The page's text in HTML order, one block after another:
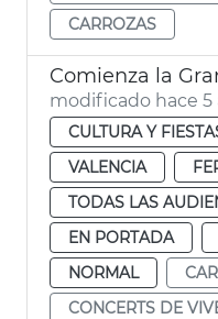
CARROZAS
Comienza la
modificado hace 5
CULTURA Y
VALENCIA
TODAS LAS
EN PORTADA
NORMAL
CONCERTS DE